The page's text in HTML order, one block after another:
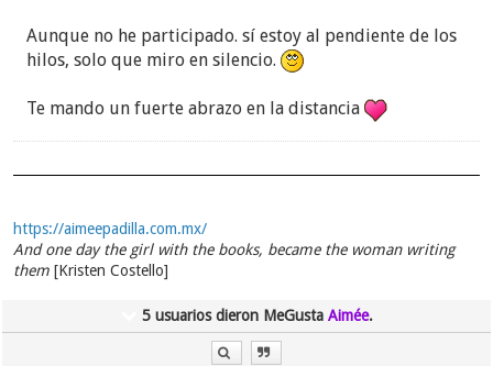
Aunque no he participado. sí estoy al pendiente de los
hilos, solo que miro en silencio.
Te mando un fuerte abrazo en la distancia
https://aimeepadilla.com.mx/
And one day the girl with the books, became the woman writing
them[Kristen Costello]
5 usuarios dieron MeGusta Aimée.